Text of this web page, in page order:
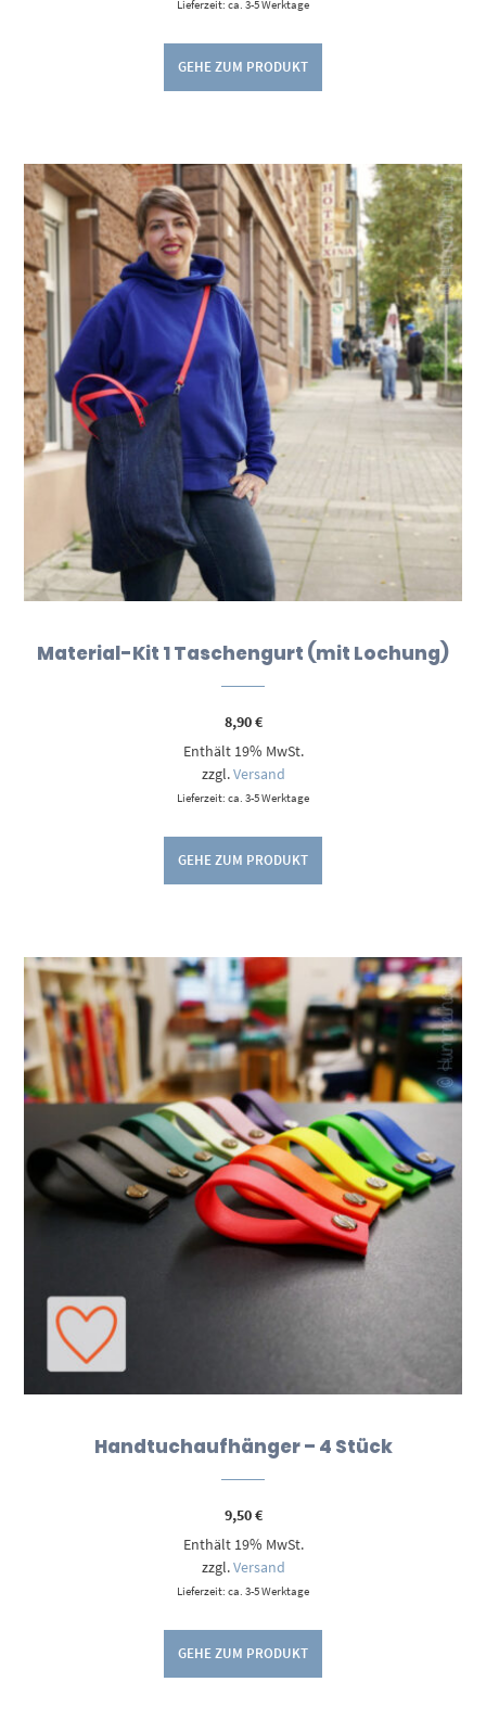
Lieferzeit: ca. 3-5 Werktage
GEHE ZUM PRODUKT
Material-Kit 1 Taschengurt (mit Lochung)
8,90€
Enthält 19% MwSt.
zzgl.Versand
Lieferzeit: ca. 3-5 Werktage
GEHE ZUM PRODUKT
Handtuchaufhänger – 4 Stück
9,50€
Enthält 19% MwSt.
zzgl.Versand
Lieferzeit: ca. 3-5 Werktage
GEHE ZUM PRODUKT